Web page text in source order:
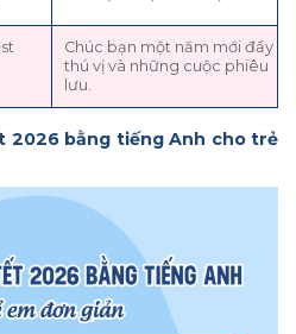
Chúc bạn một năm mới đầy
thú vị và những cuộc phiêu
lưu.
2026 bằng tiếng Anh cho trẻ